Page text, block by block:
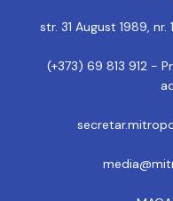
str. 31 August 1989, nr.
(+373) 69 813 912 -